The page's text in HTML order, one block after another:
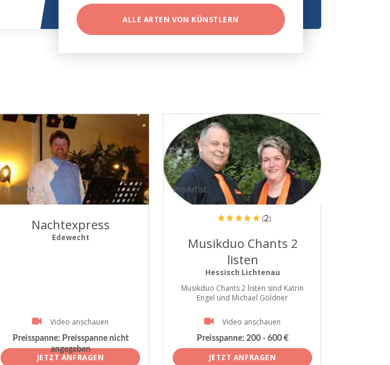
ALLE ARTEN VON KÜNSTLERN
ProArtist
Nachtexpress
Edewecht
Video anschauen
Preisspanne: Preisspanne nicht
angegeben
JETZT ANFRAGEN
ProArtist
(2)
Musikduo Chants 2
listen
Hessisch Lichtenau
Musikduo Chants 2 listen sind Katrin
Engel und Michael Göldner
Video anschauen
Preisspanne: 200 - 600 €
JETZT ANFRAGEN